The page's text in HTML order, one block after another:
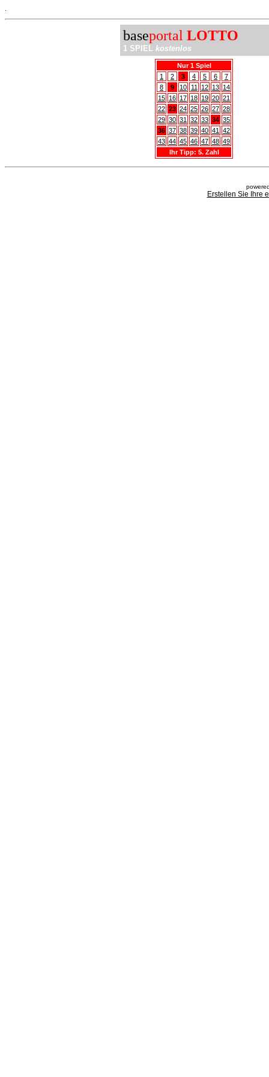
baseportal LOTTO
1 SPIEL kostenlos
Nur 1 Spiel
1
2 3 4 5 6
7
8
9 10 11 12 13 14
15 16 17 18 19 20 21
22 23 24 25 26 27 28
29 30 31 32 33 34 35
36 37 38 39 40 41
42
43 44 45 46 47 48 49
Ihr Tipp: 5. Zahl
Erstellen Sie Ihre